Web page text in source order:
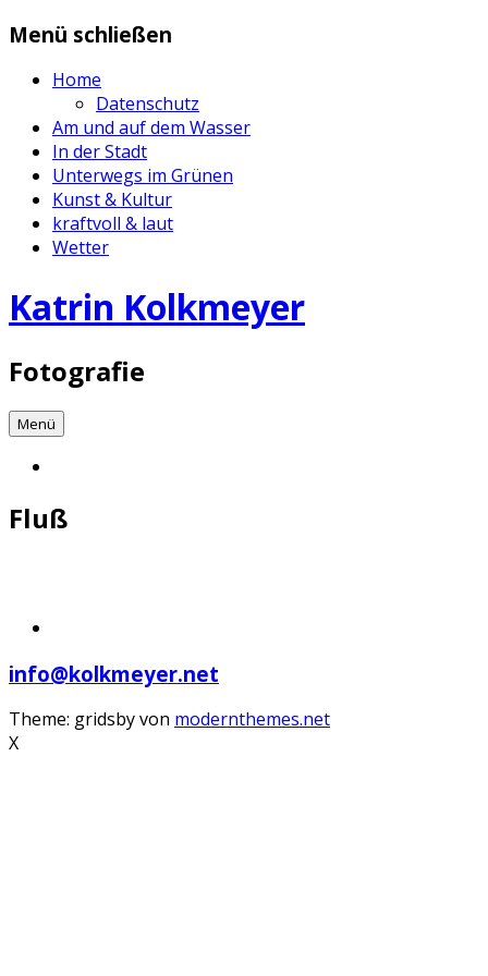
Zum
springen
Menü schließen
Home
Datenschutz
Am und auf dem Wasser
In der Stadt
Unterwegs im Grünen
Kunst & Kultur
kraftvoll & laut
Wetter
Katrin Kolkmeyer
Fotografie
Menü
Fluß
info@kolkmeyer.net
Theme: gridsby von modernthemes.net
X